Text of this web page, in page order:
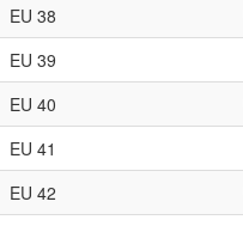
EU 38
EU 39
EU 40
EU 41
EU 42